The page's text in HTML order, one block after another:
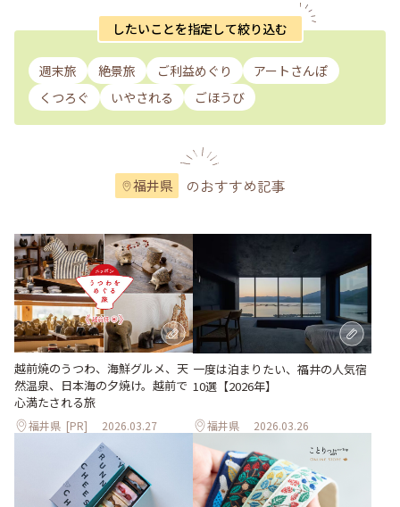
したいことを指定して絞り込む
週末旅 絶景旅 ご利益めぐり
アートさんぽ
くつろぐ
いやされる ごほうび
福井県 のおすすめ記事
越前焼のうつわ、海鮮グルメ、天
然温泉、日本海の夕焼け。越前で
心満たされる旅
福井県 [PR] 2026.03.27
一度は泊まりたい、福井の人気宿
10選【2026年】
福井県 2026.03.26